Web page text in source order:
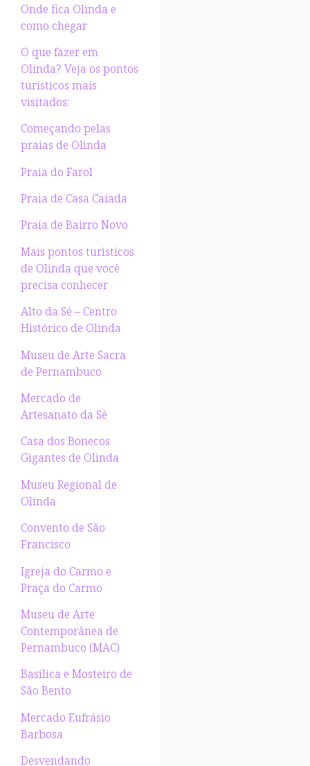
Onde fica Olinda e
como chegar
O que fazer em
Olinda? Veja os pontos
turísticos mais
visitados:
Começando pelas
praias de Olinda
Praia do Farol
Praia de Casa Caiada
Praia de Bairro Novo
Mais pontos turísticos
de Olinda que você
precisa conhecer
Alto da Sé – Centro
Histórico de Olinda
Museu de Arte Sacra
de Pernambuco
Mercado de
Artesanato da Sé
Casa dos Bonecos
Gigantes de Olinda
Museu Regional de
Olinda
Convento de São
Francisco
Igreja do Carmo e
Praça do Carmo
Museu de Arte
Contemporânea de
Pernambuco (MAC)
Basílica e Mosteiro de
São Bento
Mercado Eufrásio
Barbosa
Desvendando